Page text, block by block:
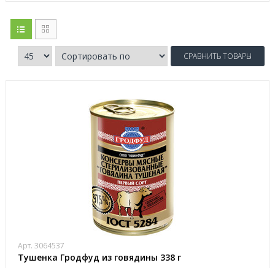
СРАВНИТЬ ТОВАРЫ
Арт. 3064537
Тушенка Гродфуд из говядины 338 г